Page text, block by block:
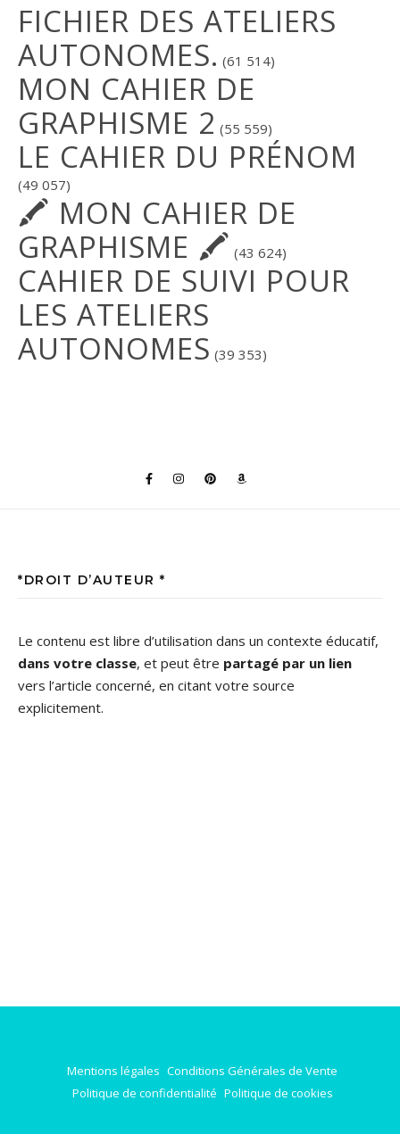
FICHIER DES ATELIERS
AUTONOMES. (61 514)
MON CAHIER DE
GRAPHISME 2 (55 559)
LE CAHIER DU PRÉNOM
(49 057)
🖍 MON CAHIER DE
GRAPHISME 🖍 (43 624)
CAHIER DE SUIVI POUR
LES ATELIERS
AUTONOMES (39 353)
*DROIT D’AUTEUR *
Le contenu est libre d’utilisation dans un contexte éducatif,
dans votre classe, et peut être partagé par un lien
vers l’article concerné, en citant votre source
explicitement.
Mentions légales Conditions Générales de Vente
Politique de confidentialité Politique de cookies